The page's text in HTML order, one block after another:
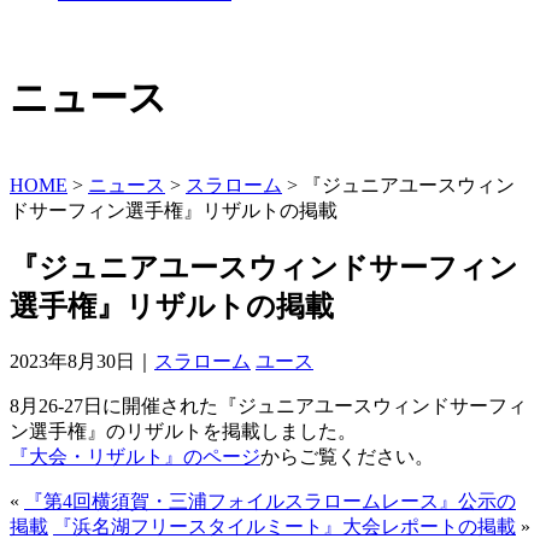
ニュース
HOME > ニュース > スラローム >
『ジュニアユースウィン
ドサーフィン選手権』リザルトの掲載
『ジュニアユースウィンドサーフィン
選手権』リザルトの掲載
2023年8月30日｜ スラローム ユース
8月26-27日に開催された『ジュニアユースウィンドサーフィ
ン選手権』のリザルトを掲載しました。
『大会・リザルト』のページからご覧ください。
«
『第4回横須賀・三浦フォイルスラロームレース』公示の
掲載
『浜名湖フリースタイルミート』大会レポートの掲載 »